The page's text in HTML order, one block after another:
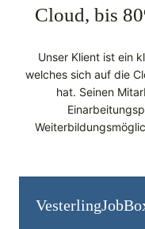
Cloud, bis
Unser Klient ist ein
welches sich auf die
hat. Seinen